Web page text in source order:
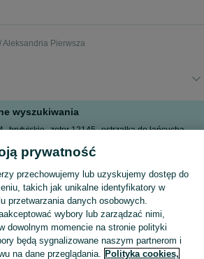
Aleksandria Pierwsza
wyszukiwania
brytyjskie zetor 12145 ostrzałka do łańcucha
do perkusji elektronicznej
Skorzystaj z największego serwisu ogłoszeniowego - Aleksandria Pierwsza i okolice! Kupuj to, czego pragniesz i sprzedawaj to, czego już nie potrzebujesz! Zobacz
prywatność
przechowujemy lub uzyskujemy dostęp do
takich jak unikalne identyfikatory w
przetwarzania danych osobowych.
wybory lub zarządzać nimi,
dowolnym momencie na stronie polityki
będą sygnalizowane naszym partnerom i
na dane przeglądania. Polityka cookies,